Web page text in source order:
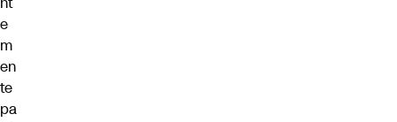
e
m
en
te
pa